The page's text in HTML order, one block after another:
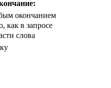
окончанием
как в запросе
слова